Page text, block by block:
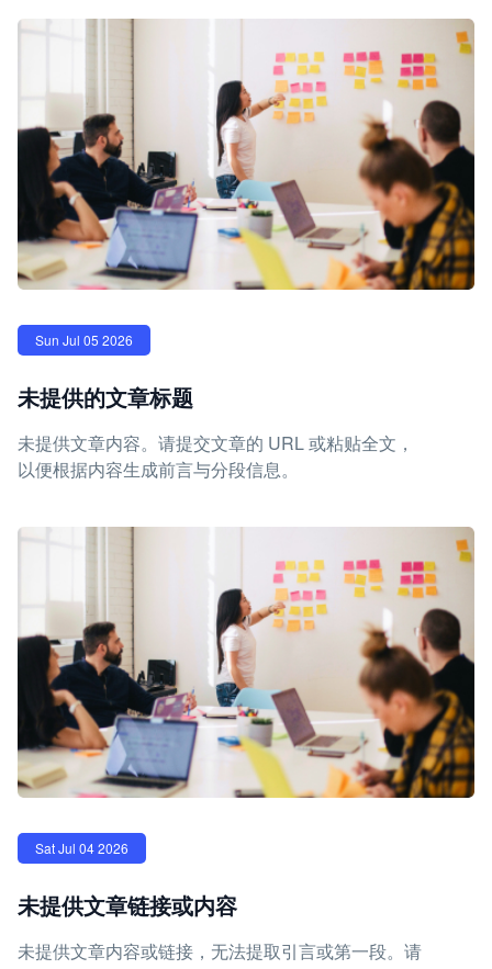
Sun Jul 05 2026
未提供的文章标题
未提供文章内容。请提交文章的 URL 或粘贴全文，
以便根据内容生成前言与分段信息。
Sat Jul 04 2026
未提供文章链接或内容
未提供文章内容或链接，无法提取引言或第一段。请